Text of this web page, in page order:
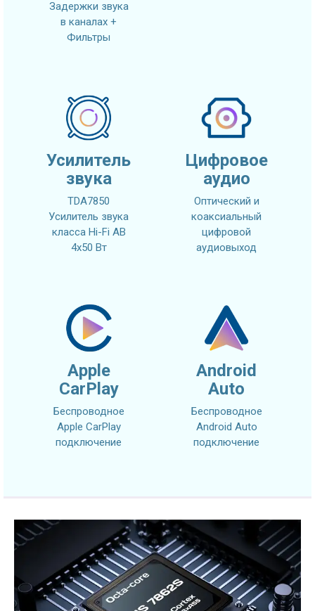
Задержки звука
в каналах +
Фильтры
Усилитель
звука
TDA7850
Усилитель звука
класса Hi-Fi AB
4x50 Вт
Цифровое
аудио
Оптический и
коаксиальный
цифровой
аудиовыход
Apple
CarPlay
Беспроводное
Apple CarPlay
подключение
Android
Auto
Беспроводное
Android Auto
подключение